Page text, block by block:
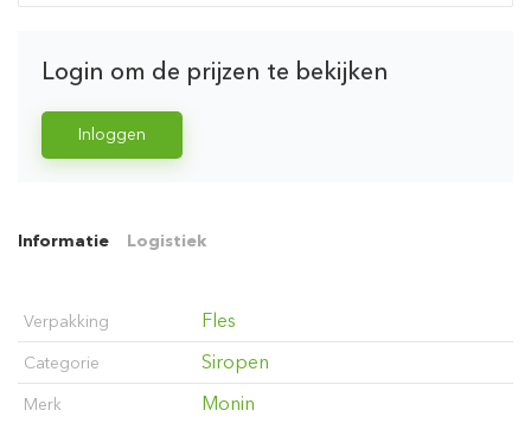
Login om de prijzen te bekijken
Inloggen
Informatie Logistiek
Verpakking Fles
Categorie Siropen
Merk Monin